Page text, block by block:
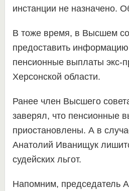
инстанции не назначено.
В тоже время, в Высшем
предоставить
пенсионные выплаты экс-
Херсонской области.
Ранее член Высшего
заверял, что пенсионные
приостановлены. А в
Анатолий Иванищук
судейских льгот.
Напомним, председатель